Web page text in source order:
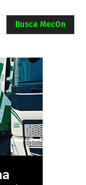
Busca MecOn